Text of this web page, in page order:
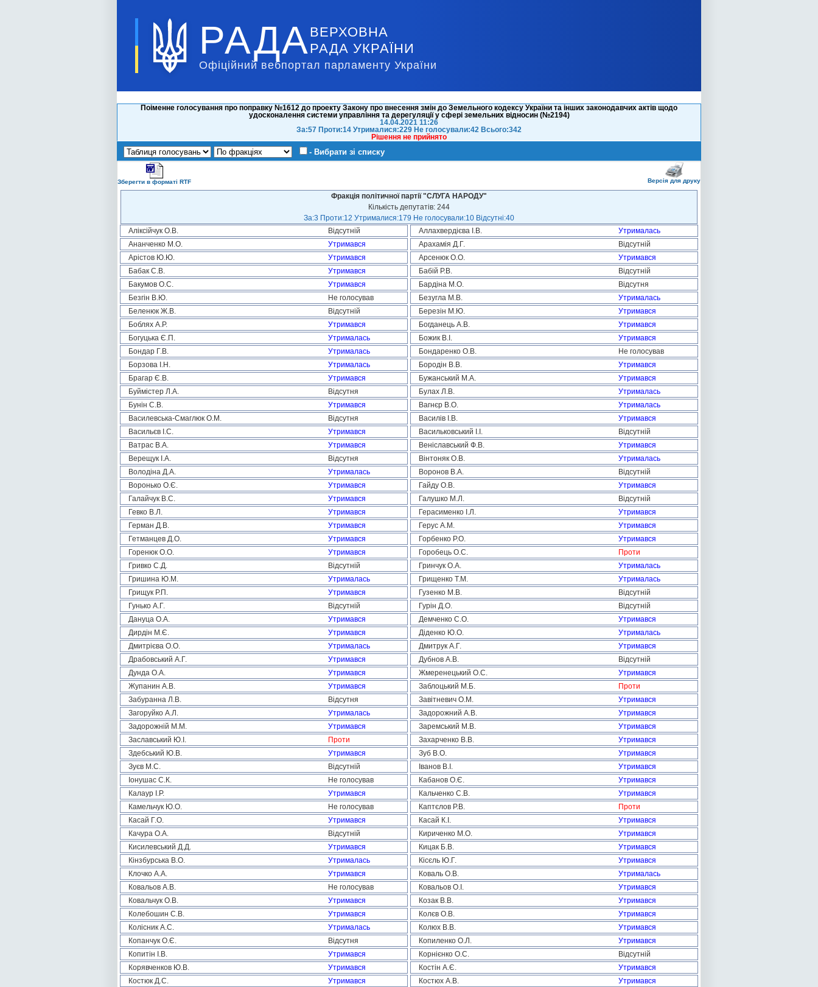
РАДА ВЕРХОВНА
РАДА УКРАЇНИ
Офіційний вебпортал парламенту України
Поіменне голосування про поправку №1612 до проекту Закону про внесення змін до Земельного кодексу України та інших законодавчих актів щодо
удосконалення системи управління та дерегуляції у сфері земельних відносин (№2194)
14.04.2021 11:26
За:57 Проти:14 Утрималися:229 Не голосували:42 Всього:342
Рішення не прийнято
- Вибрати зі списку
Зберегти в форматі RTF Версія для друку
Фракція політичної партії "СЛУГА НАРОДУ"
Кількість депутатів: 244
За:3 Проти:12 Утрималися:179 Не голосували:10 Відсутні:40
Аліксійчук О.В.
Відсутній Аллахвердієва І.В.
Утрималась
Ананченко М.О.
Утримався Арахамія Д.Г.
Відсутній
Арістов Ю.Ю.
Утримався Арсенюк О.О.
Утримався
Бабак С.В.
Утримався Бабій Р.В.
Відсутній
Бакумов О.С.
Утримався Бардіна М.О.
Відсутня
Безгін В.Ю.
Не голосував Безугла М.В.
Утрималась
Беленюк Ж.В.
Відсутній Березін М.Ю.
Утримався
Боблях А.Р.
Утримався Богданець А.В.
Утримався
Богуцька Є.П.
Утрималась Божик В.І.
Утримався
Бондар Г.В.
Утрималась Бондаренко О.В.
Не голосував
Борзова І.Н.
Утрималась Бородін В.В.
Утримався
Брагар Є.В.
Утримався Бужанський М.А.
Утримався
Буймістер Л.А.
Відсутня Булах Л.В.
Утрималась
Бунін С.В.
Утримався Вагнєр В.О.
Утрималась
Василевська-Смаглюк О.М.
Відсутня Василів І.В.
Утримався
Васильєв І.С.
Утримався Васильковський І.І.
Відсутній
Ватрас В.А.
Утримався Веніславський Ф.В.
Утримався
Верещук І.А.
Відсутня Вінтоняк О.В.
Утрималась
Володіна Д.А.
Утрималась Воронов В.А.
Відсутній
Воронько О.Є.
Утримався Гайду О.В.
Утримався
Галайчук В.С.
Утримався Галушко М.Л.
Відсутній
Гевко В.Л.
Утримався Герасименко І.Л.
Утримався
Герман Д.В.
Утримався Герус А.М.
Утримався
Гетманцев Д.О.
Утримався Горбенко Р.О.
Утримався
Горенюк О.О.
Утримався Горобець О.С.
Проти
Гривко С.Д.
Відсутній Гринчук О.А.
Утрималась
Гришина Ю.М.
Утрималась Грищенко Т.М.
Утрималась
Грищук Р.П.
Утримався Гузенко М.В.
Відсутній
Гунько А.Г.
Відсутній Гурін Д.О.
Відсутній
Дануца О.А.
Утримався Демченко С.О.
Утримався
Дирдін М.Є.
Утримався Діденко Ю.О.
Утрималась
Дмитрієва О.О.
Утрималась Дмитрук А.Г.
Утримався
Драбовський А.Г.
Утримався Дубнов А.В.
Відсутній
Дунда О.А.
Утримався Жмеренецький О.С.
Утримався
Жупанин А.В.
Утримався Заблоцький М.Б.
Проти
Забуранна Л.В.
Відсутня Завітневич О.М.
Утримався
Загоруйко А.Л.
Утрималась Задорожний А.В.
Утримався
Задорожній М.М.
Утримався Заремський М.В.
Утримався
Заславський Ю.І.
Проти Захарченко В.В.
Утримався
Здебський Ю.В.
Утримався Зуб В.О.
Утримався
Зуєв М.С.
Відсутній Іванов В.І.
Утримався
Іонушас С.К.
Не голосував Кабанов О.Є.
Утримався
Калаур І.Р.
Утримався Кальченко С.В.
Утримався
Камельчук Ю.О.
Не голосував Каптєлов Р.В.
Проти
Касай Г.О.
Утримався Касай К.І.
Утримався
Качура О.А.
Відсутній Кириченко М.О.
Утримався
Кисилевський Д.Д.
Утримався Кицак Б.В.
Утримався
Кінзбурська В.О.
Утрималась Кісєль Ю.Г.
Утримався
Клочко А.А.
Утримався Коваль О.В.
Утрималась
Ковальов А.В.
Не голосував Ковальов О.І.
Утримався
Ковальчук О.В.
Утримався Козак В.В.
Утримався
Колебошин С.В.
Утримався Колєв О.В.
Утримався
Колісник А.С.
Утрималась Колюх В.В.
Утримався
Копанчук О.Є.
Відсутня Копиленко О.Л.
Утримався
Копитін І.В.
Утримався Корнієнко О.С.
Відсутній
Корявченков Ю.В.
Утримався Костін А.Є.
Утримався
Костюк Д.С.
Утримався Костюх А.В.
Утримався